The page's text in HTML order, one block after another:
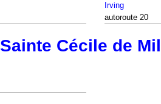
Irving
autoroute 20
Sainte Cécile de